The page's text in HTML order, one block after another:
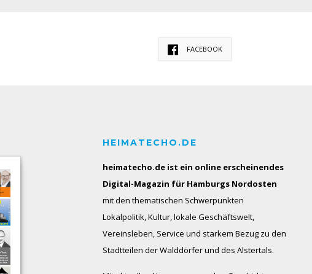
FACEBOOK
HEIMATECHO.DE
heimatecho.de ist ein online erscheinendes
Digital-Magazin für Hamburgs Nordosten
mit den thematischen Schwerpunkten
Lokalpolitik, Kultur, lokale Geschäftswelt,
Vereinsleben, Service und starkem Bezug zu den
Stadtteilen der Walddörfer und des Alstertals.